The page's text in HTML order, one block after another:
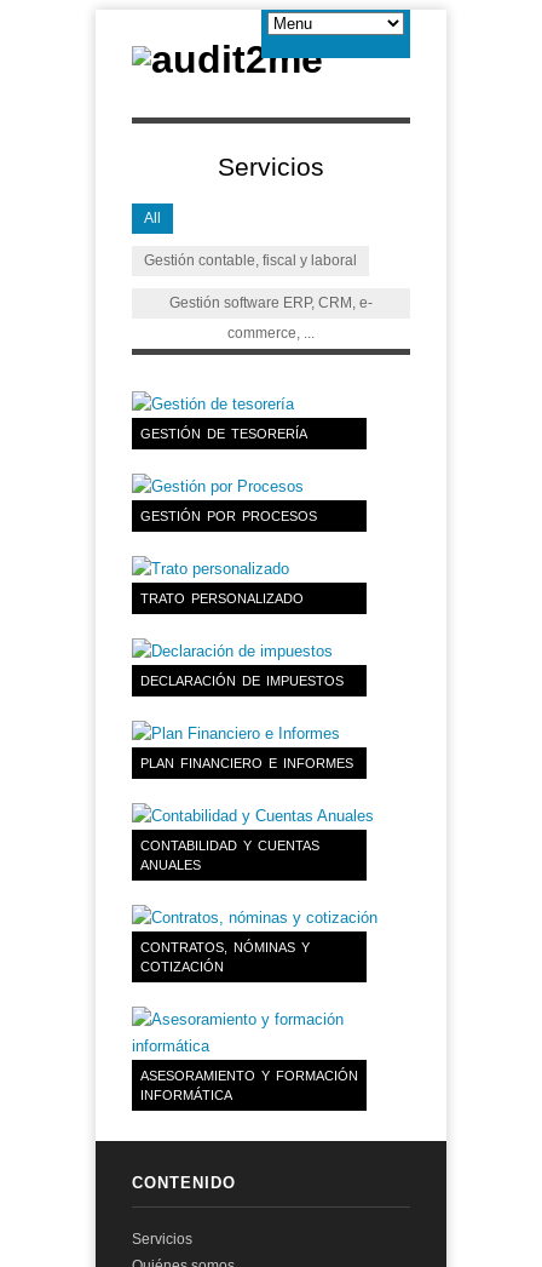
Servicios
All
Gestión contable, fiscal y laboral
Gestión software ERP, CRM, e-
commerce, ...
GESTIÓN DE TESORERÍA
GESTIÓN POR PROCESOS
TRATO PERSONALIZADO
DECLARACIÓN DE IMPUESTOS
PLAN FINANCIERO E INFORMES
CONTABILIDAD Y CUENTAS
ANUALES
CONTRATOS, NÓMINAS Y
COTIZACIÓN
ASESORAMIENTO Y FORMACIÓN
INFORMÁTICA
CONTENIDO
Servicios